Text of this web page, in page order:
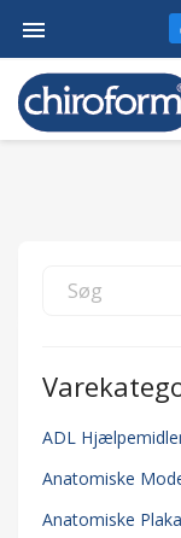

ADL
Anatomiske
Anatomiske